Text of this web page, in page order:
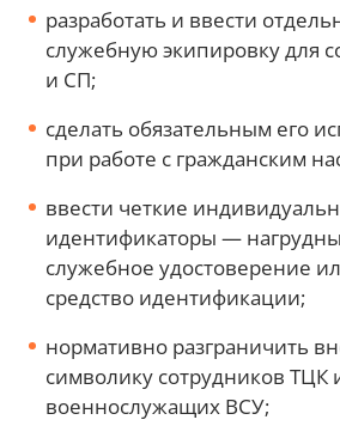
разработать и ввести
служебную экипировку для
и СП;
сделать обязательным его
при работе с гражданским
ввести четкие
идентификаторы —
служебное удостоверение
средство идентификации;
нормативно разграничить
символику сотрудников ТЦК
военнослужащих ВСУ;